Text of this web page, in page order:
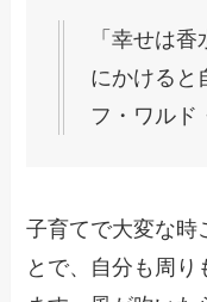
「幸せは
にかけると
フ・ワルド
子育てで大変な時
とで、自分も周